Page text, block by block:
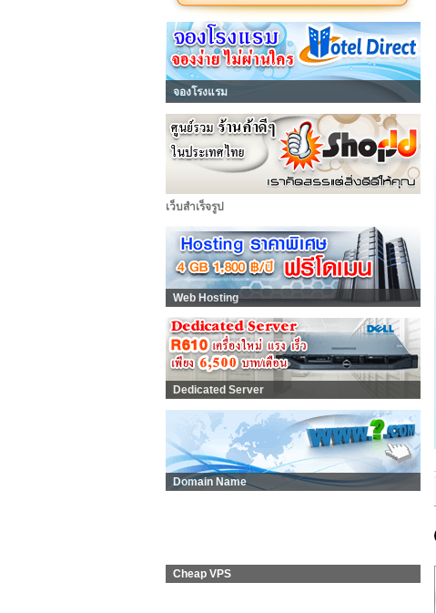
จองโรงแรม
เว็บสำเร็จรูป
Web Hosting
Dedicated Server
Domain Name
Cheap VPS